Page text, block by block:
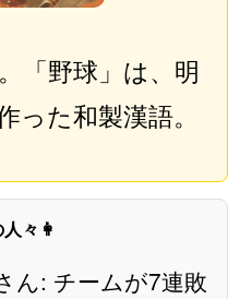
「野球」は、明
った和製漢語。
々👩
ん: チームが7連敗